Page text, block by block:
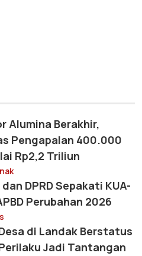
Alumina Berakhir,
Pengapalan 400.000
Rp2,2 Triliun
DPRD Sepakati KUA-
Perubahan 2026
di Landak Berstatus
Jadi Tantangan